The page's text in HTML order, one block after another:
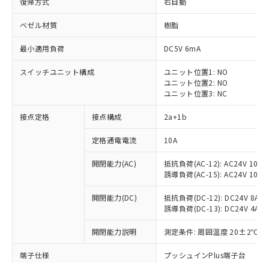
ベゼル材質 樹脂
最小適用負荷 DC5V 6mA
スイッチユニット構成
ユニット位置1: NO
ユニット位置2: NO
ユニット位置3: NC
接点定格 接点構成 2a+1b
定格通電電流 10A
開閉能力(AC)
抵抗負荷(AC-12): AC24V 10A/
誘導負荷(AC-15): AC24V
開閉能力(DC)
抵抗負荷(DC-12): DC24V 8A/
誘導負荷(DC-13): DC24V 4A/
開閉能力説明 測定条件: 周囲温度 20±2℃、
端子仕様 プッシュインPlus端子台
ご利用条件
対応済み：EU RoHS指令（10物質）の
非含有に対応した製品が提供可能な商品で
対応予定：EU RoHS指令（10物質）の非含
有に対応した製品に切り替える予定のある
対応予定なし：EU RoHS指令（10物質）の